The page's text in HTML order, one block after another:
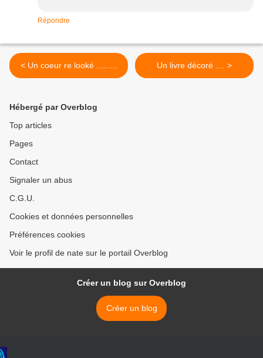
Répondre
< Un coeur re looké ......... Un livre décoré .... >
Hébergé par Overblog
Top articles
Pages
Contact
Signaler un abus
C.G.U.
Cookies et données personnelles
Préférences cookies
Voir le profil de nate sur le portail Overblog
Créer un blog sur Overblog
Créer un blog